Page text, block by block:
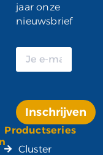
jaar onze
nieuwsbrief
Inschrijven
Alternative:
Productseries
Cluster